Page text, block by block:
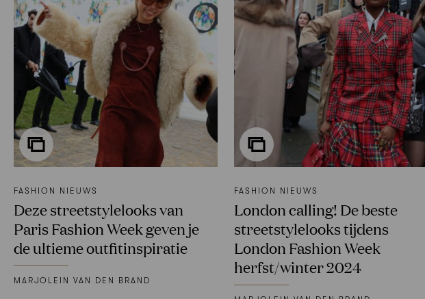
FASHION NIEUWS
Deze streetstylelooks van
Paris Fashion Week geven je
de ultieme outfitinspiratie
MARJOLEIN VAN DEN BRAND
FASHION NIEUWS
London calling! De beste
streetstylelooks tijdens
London Fashion Week
herfst/winter 2024